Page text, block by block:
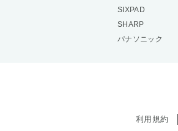
SIXPAD
SHARP
パナソニック
利用規約